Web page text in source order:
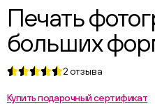
Печать
больших
2 отзыва
Купить подарочный сертификат